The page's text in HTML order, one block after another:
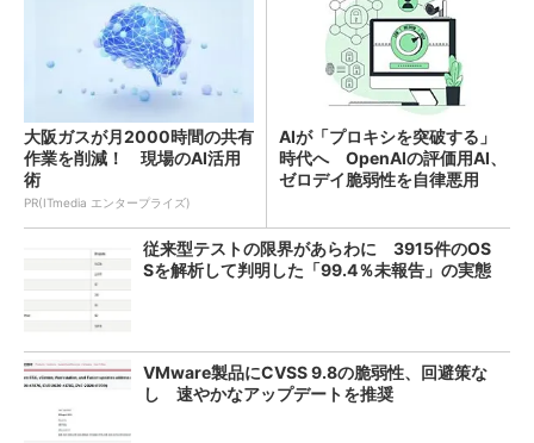
大阪ガスが月2000時間の共有
作業を削減！ 現場のAI活用
術
PR(ITmedia エンタープライズ)
AIが「プロキシを突破する」
時代へ OpenAIの評価用AI、
ゼロデイ脆弱性を自律悪用
従来型テストの限界があらわに 3915件のOS
Sを解析して判明した「99.4％未報告」の実態
VMware製品にCVSS 9.8の脆弱性、回避策な
し 速やかなアップデートを推奨